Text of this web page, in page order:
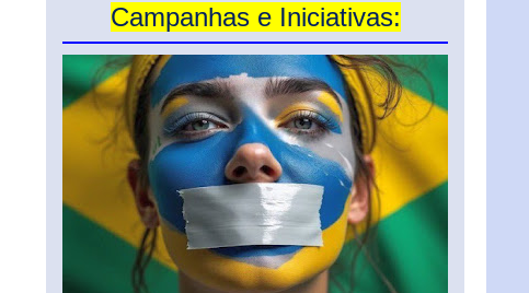
Campanhas e Iniciativas: